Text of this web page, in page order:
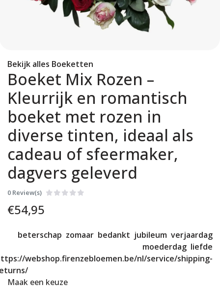
Bekijk alles Boeketten
Boeket Mix Rozen –
Kleurrijk en romantisch
boeket met rozen in
diverse tinten, ideaal als
cadeau of sfeermaker,
dagvers geleverd
0 Review(s)
€54,95
verjaardag
jubileum
bedankt
zomaar
beterschap
liefde
moederdag
webshop.firenzebloemen.be/nl/service/shipping-
Maak een keuze